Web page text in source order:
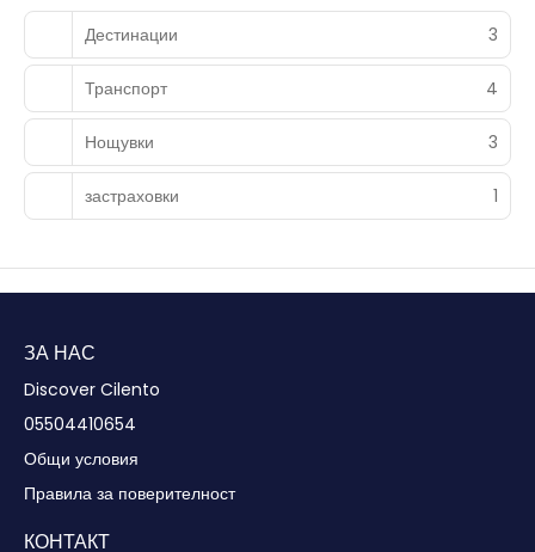
Дестинации
3
Транспорт 4
Нощувки 3
застраховки 1
ЗА НАС
Discover Cilento
05504410654
Общи условия
Правила за поверителност
КОНТАКТ